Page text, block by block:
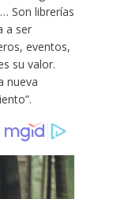
Son librerías
a ser
eventos,
su valor.
nueva